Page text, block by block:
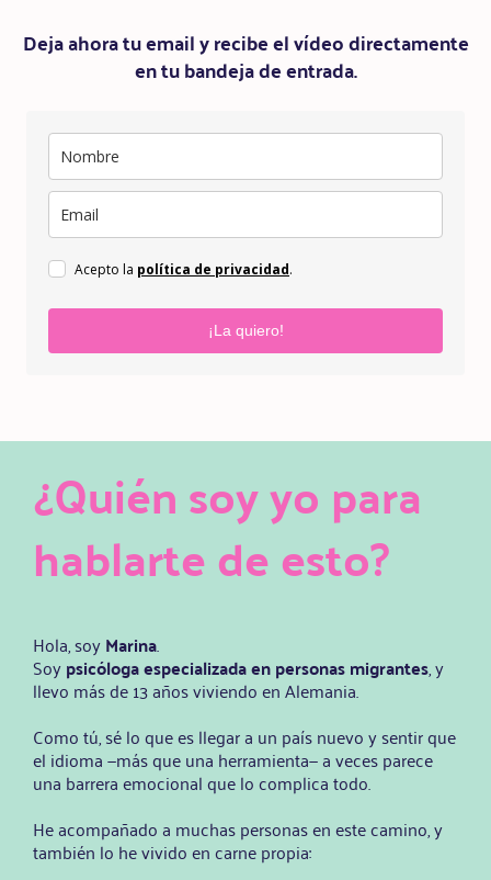
Deja ahora tu email y recibe el vídeo directamente
en tu bandeja de entrada.
Acepto la política de privacidad.
¡La quiero!
¿Quién soy yo para
hablarte de esto?
Hola, soyMarina.
Soypsicóloga especializada en personas migrantes, y
llevo más de 13 años viviendo en Alemania.
Como tú, sé lo que es llegar a un país nuevo y sentir que
el idioma —más que una herramienta— a veces parece
una barrera emocional que lo complica todo.
He acompañado a muchas personas en este camino, y
también lo he vivido en carne propia: